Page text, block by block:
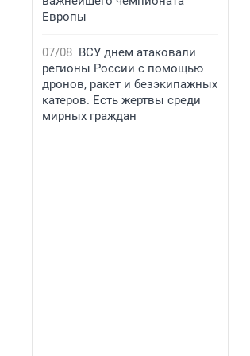
Европы
07/08 ВСУ днем атаковали
регионы России с помощью
дронов, ракет и безэкипажных
катеров. Есть жертвы среди
мирных граждан